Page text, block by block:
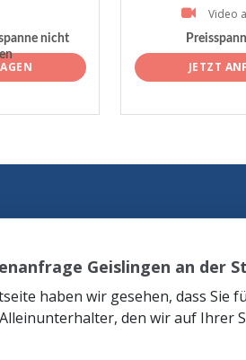
nicht
Video
JETZT
Geislingen an der
haben wir gesehen, dass Sie
den wir auf Ihrer